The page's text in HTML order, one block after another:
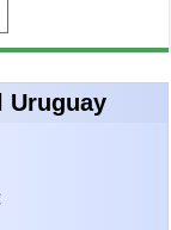
Uruguay